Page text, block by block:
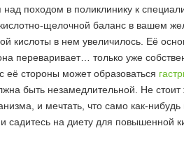
над походом в поликлинику к
кислотно-щелочной баланс в вашем
кислоты в нем увеличилось. Её
переваривает… только уже
её стороны может образоваться
быть незамедлительной. Не стоит
и мечтать, что само как-
садитесь на диету для повышенной